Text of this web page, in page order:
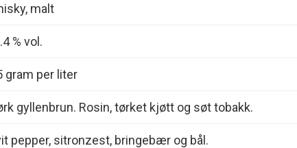
malt
% vol.
gram per liter
gyllenbrun. Rosin, tørket kjøtt og søt tobakk.
pepper, sitronzest, bringebær og bål.